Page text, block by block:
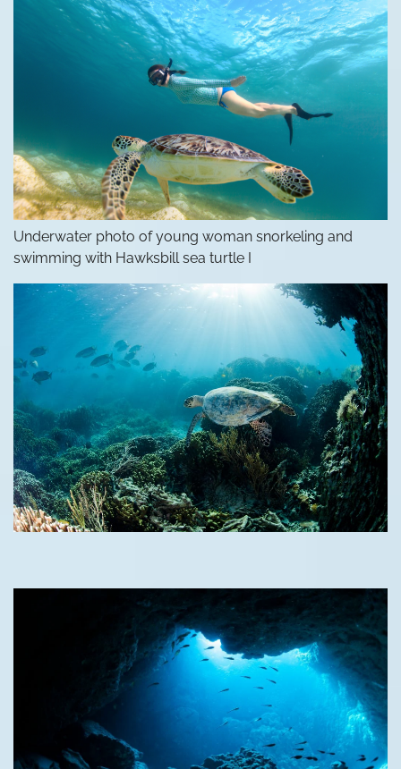
Underwater photo of young woman snorkeling and
swimming with Hawksbill sea turtle I